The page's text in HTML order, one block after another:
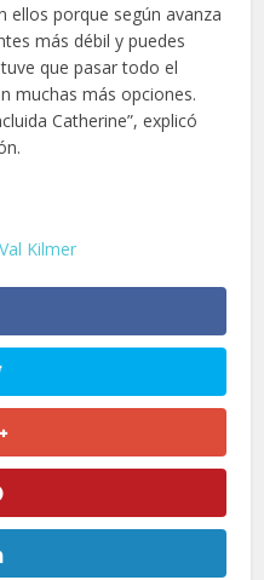
ellos porque según avanza
más débil y puedes
que pasar todo el
muchas más opciones.
Catherine”, explicó
Val Kilmer